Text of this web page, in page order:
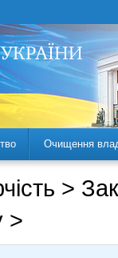
Очищення
>
>